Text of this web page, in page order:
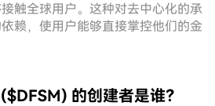
触全球用户。这种对去中心化的承
赖，使用户能够直接掌控他们的金
的创建者是谁？